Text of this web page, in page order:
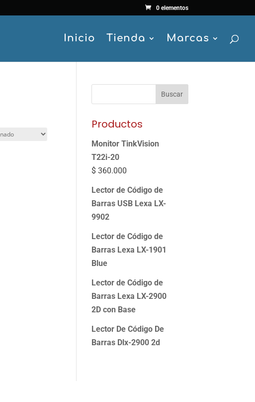
0 elementos
Inicio Tienda Marcas
Buscar
Productos
Monitor TinkVision
T22i-20
$ 360.000
Lector de Código de
Barras USB Lexa LX-
9902
Lector de Código de
Barras Lexa LX-1901
Blue
Lector de Código de
Barras Lexa LX-2900
2D con Base
Lector De Código De
Barras Dlx-2900 2d